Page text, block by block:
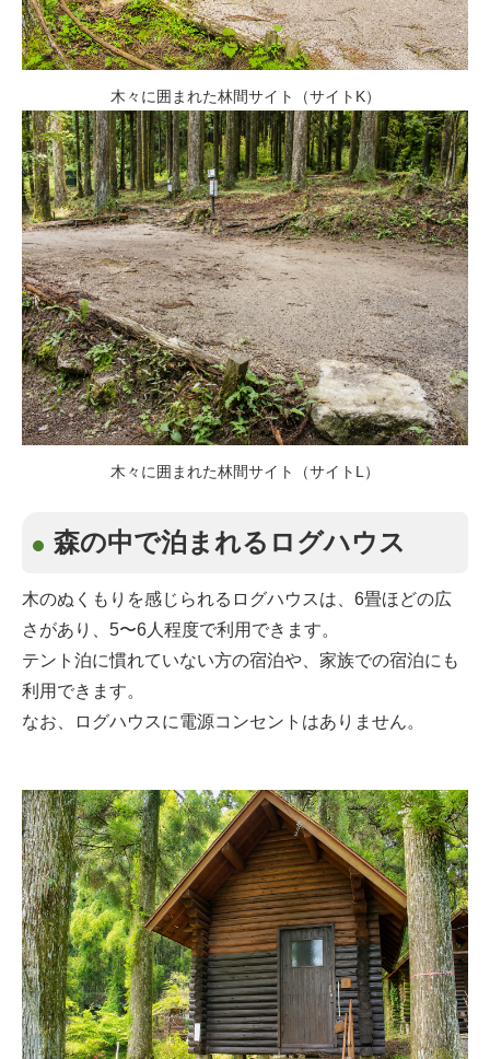
木々に囲まれた林間サイト（サイトK）
木々に囲まれた林間サイト（サイトL）
森の中で泊まれるログハウス
木のぬくもりを感じられるログハウスは、6畳ほどの広
さがあり、5〜6人程度で利用できます。
テント泊に慣れていない方の宿泊や、家族での宿泊にも
利用できます。
なお、ログハウスに電源コンセントはありません。